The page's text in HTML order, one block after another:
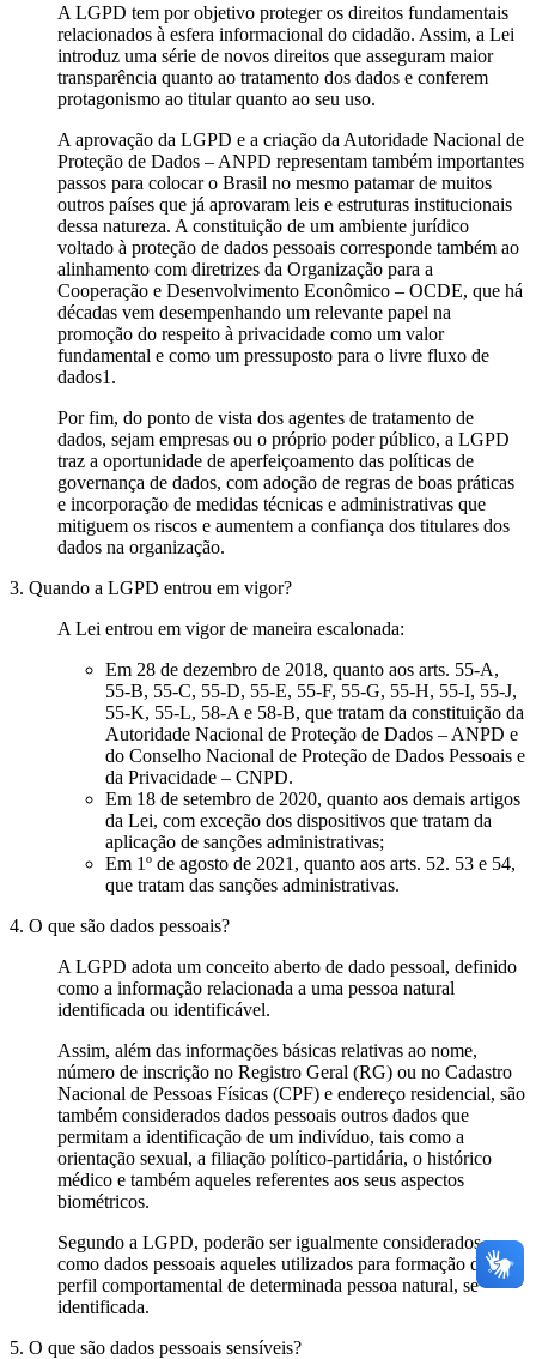
A LGPD tem por objetivo proteger os direitos fundamentais
relacionados à esfera informacional do cidadão. Assim, a Lei
introduz uma série de novos direitos que asseguram maior
transparência quanto ao tratamento dos dados e conferem
protagonismo ao titular quanto ao seu uso.
A aprovação da LGPD e a criação da Autoridade Nacional de
Proteção de Dados – ANPD representam também importantes
passos para colocar o Brasil no mesmo patamar de muitos
outros países que já aprovaram leis e estruturas institucionais
dessa natureza. A constituição de um ambiente jurídico
voltado à proteção de dados pessoais corresponde também ao
alinhamento com diretrizes da Organização para a
Cooperação e Desenvolvimento Econômico – OCDE, que há
décadas vem desempenhando um relevante papel na
promoção do respeito à privacidade como um valor
fundamental e como um pressuposto para o livre fluxo de
dados1.
Por fim, do ponto de vista dos agentes de tratamento de
dados, sejam empresas ou o próprio poder público, a LGPD
traz a oportunidade de aperfeiçoamento das políticas de
governança de dados, com adoção de regras de boas práticas
e incorporação de medidas técnicas e administrativas que
mitiguem os riscos e aumentem a confiança dos titulares dos
dados na organização.
3. Quando a LGPD entrou em vigor?
A Lei entrou em vigor de maneira escalonada:
Em 28 de dezembro de 2018, quanto aos arts. 55-A,
55-B, 55-C, 55-D, 55-E, 55-F, 55-G, 55-H, 55-I, 55-J,
55-K, 55-L, 58-A e 58-B, que tratam da constituição da
Autoridade Nacional de Proteção de Dados – ANPD e
do Conselho Nacional de Proteção de Dados Pessoais e
da Privacidade – CNPD.
Em 18 de setembro de 2020, quanto aos demais artigos
da Lei, com exceção dos dispositivos que tratam da
aplicação de sanções administrativas;
Em 1º de agosto de 2021, quanto aos arts. 52. 53 e 54,
que tratam das sanções administrativas.
4. O que são dados pessoais?
A LGPD adota um conceito aberto de dado pessoal, definido
como a informação relacionada a uma pessoa natural
identificada ou identificável.
Assim, além das informações básicas relativas ao nome,
número de inscrição no Registro Geral (RG) ou no Cadastro
Nacional de Pessoas Físicas (CPF) e endereço residencial, são
também considerados dados pessoais outros dados que
permitam a identificação de um indivíduo, tais como a
orientação sexual, a filiação político-partidária, o histórico
médico e também aqueles referentes aos seus aspectos
biométricos.
Segundo a LGPD, poderão ser igualmente considerados
como dados pessoais aqueles utilizados para formação do
perfil comportamental de determinada pessoa natural, se
identificada.
5. O que são dados pessoais sensíveis?